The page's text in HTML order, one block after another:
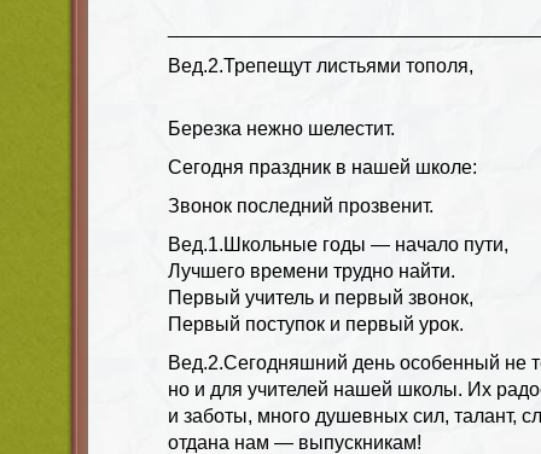
Вед.2.Трепещут листьями тополя,
Березка нежно шелестит.
Сегодня праздник в нашей школе:
Звонок последний прозвенит.
Вед.1.Школьные годы — начало пути,
Лучшего времени трудно найти.
Первый учитель и первый звонок,
Первый поступок и первый урок.
Вед.2.Сегодняшний день особенный не
но и для учителей нашей школы. Их
и заботы, много душевных сил, талант,
отдана нам — выпускникам!